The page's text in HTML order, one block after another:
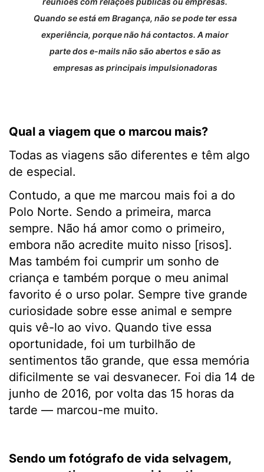
Quando se está em Bragança, não se pode ter essa
experiência, porque não há contactos. A maior
parte dos e-mails não são abertos e são as
empresas as principais impulsionadoras
Qual a viagem que o marcou mais?
Todas as viagens são diferentes e têm algo
de especial.
Contudo, a que me marcou mais foi a do
Polo Norte. Sendo a primeira, marca
sempre. Não há amor como o primeiro,
embora não acredite muito nisso [risos].
Mas também foi cumprir um sonho de
criança e também porque o meu animal
favorito é o urso polar. Sempre tive grande
curiosidade sobre esse animal e sempre
quis vê-lo ao vivo. Quando tive essa
oportunidade, foi um turbilhão de
sentimentos tão grande, que essa memória
dificilmente se vai desvanecer. Foi dia 14 de
junho de 2016, por volta das 15 horas da
tarde — marcou-me muito.
Sendo um fotógrafo de vida selvagem,